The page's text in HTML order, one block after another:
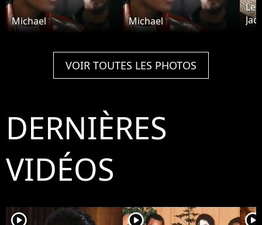
Michael Michael
Le
VOIR TOUTES LES PHOTOS
DERNIÈRES
VIDÉOS
player2 player2 player2